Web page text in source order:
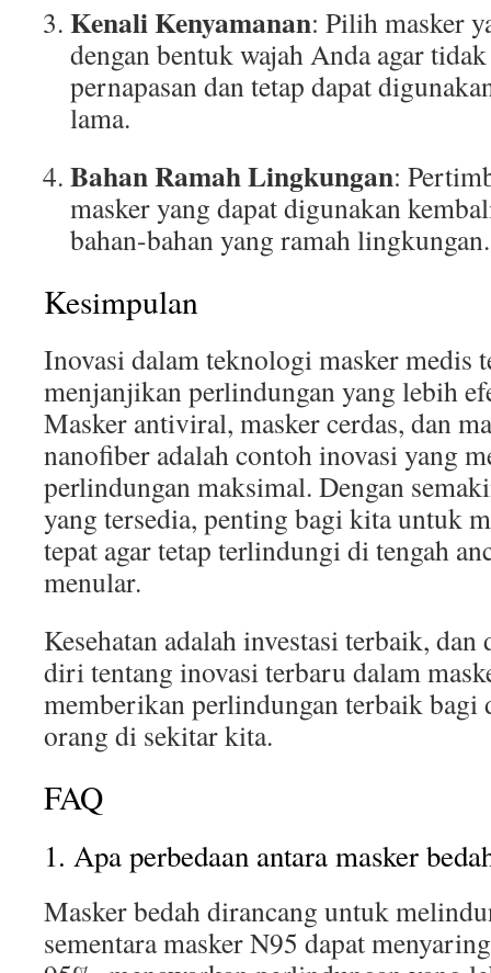
Kenali Kenyamanan: Pilih masker
dengan bentuk wajah Anda agar
pernapasan dan tetap dapat
lama.
Bahan Ramah Lingkungan:
masker yang dapat digunakan
bahan-bahan yang ramah lingkungan.
Kesimpulan
Inovasi dalam teknologi masker medis
menjanjikan perlindungan yang lebih
Masker antiviral, masker cerdas, dan
nanofiber adalah contoh inovasi yang
perlindungan maksimal. Dengan
yang tersedia, penting bagi kita untuk
tepat agar tetap terlindungi di tengah
menular.
Kesehatan adalah investasi terbaik, dan
diri tentang inovasi terbaru dalam
memberikan perlindungan terbaik
orang di sekitar kita.
FAQ
1. Apa perbedaan antara masker
Masker bedah dirancang untuk
sementara masker N95 dapat